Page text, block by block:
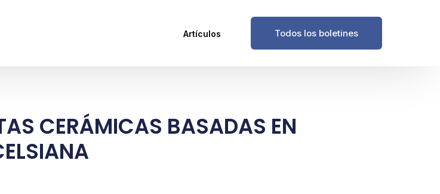
Artículos Todos los boletines
CERÁMICAS BASADAS EN